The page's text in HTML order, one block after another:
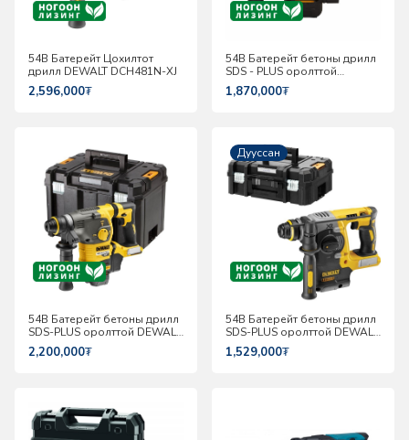
54В Батерейт Цохилтот
дрилл DEWALT DCH481N-XJ
2,596,000₮
54В Батерейт бетоны дрилл
SDS - PLUS оролттой
DEWALT DCH333NT-XJ
1,870,000₮
54В Батерейт бетоны дрилл
SDS-PLUS оролттой DEWALT
DCH323NT-XJ
2,200,000₮
Дууссан
54В Батерейт бетоны дрилл
SDS-PLUS оролттой DEWALT
DCH273NT-XJ
1,529,000₮